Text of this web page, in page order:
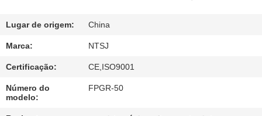
DO
SITE
PRIVACY
POLICY
Lugar de origem: China
Marca: NTSJ
Certificação: CE,ISO9001
Número do
modelo:
FPGR-50